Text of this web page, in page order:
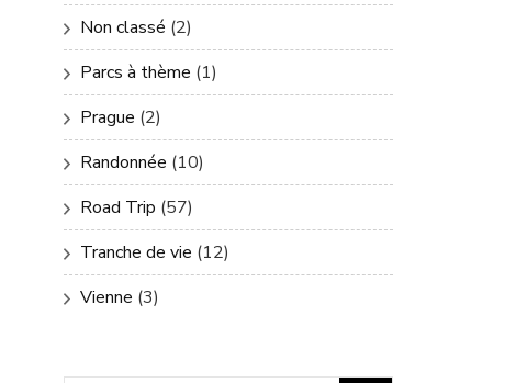
Non classé (2)
Parcs à thème (1)
Prague (2)
Randonnée (10)
Road Trip (57)
Tranche de vie (12)
Vienne (3)